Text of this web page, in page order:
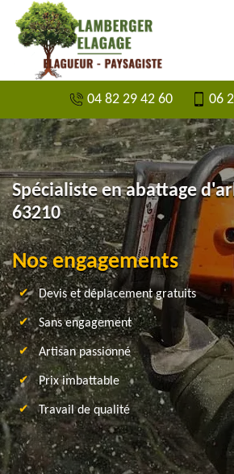
04 82 29 42 60 06
Spécialiste en abattage
63210
Nos engagements
Devis et déplacement gratuits
Sans engagement
Artisan passionné
Prix imbattable
Travail de qualité